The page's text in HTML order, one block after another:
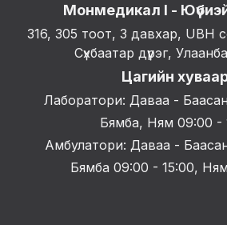
Монмедикал I -
316, 305 тоот, 3 давхар, UBH
Сүхбаатар дүүрэг,
Цагийн
Лаборатори: Даваа -
Бямба, Ням 09:00 -
Амбулатори: Даваа -
Бямба 09:00 - 15:00,